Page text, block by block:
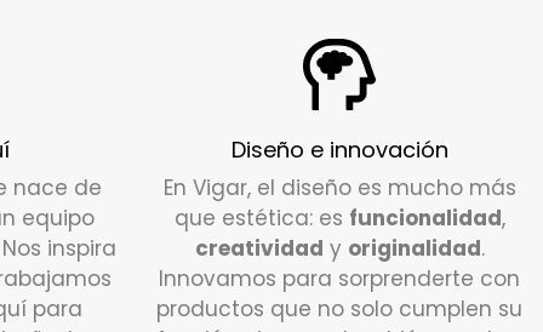
plazo de 15 días desde que recibes tu
solicitar la devolución. Si tienes
o necesitas realizar la solicitud,
equipo de Atención al Cliente está a tu
para ayudarte.
ainfo@vigar.com, y estaremos
de asistirte con lo que necesites.
nace de
equipo
inspira
para
Diseño e innovación
En Vigar, el diseño es mucho más
que estética: es funcionalidad,
creatividad y originalidad.
Innovamos para sorprenderte con
productos que no solo cumplen su